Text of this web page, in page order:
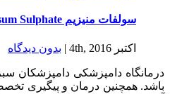
سولفات منيزيم Magnesum Sulphate
اکتبر 4th, 2016 | بدون ديدگاه
باشد. همچنین درمان و پیگیری